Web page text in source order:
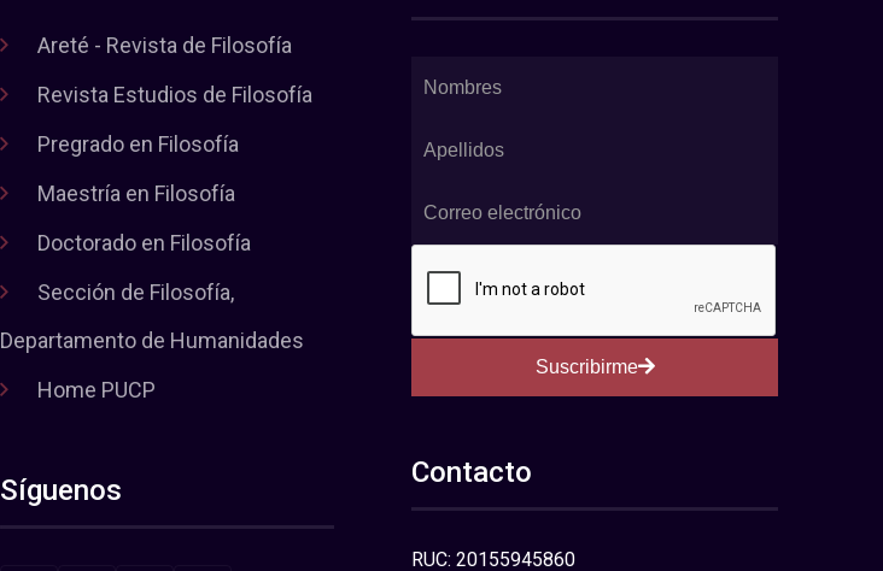
Areté - Revista de Filosofía
Revista Estudios de Filosofía
Pregrado en Filosofía
Maestría en Filosofía
Doctorado en Filosofía
Sección de Filosofía,
Departamento de Humanidades
Home PUCP
Síguenos
Suscribirme
Contacto
RUC: 20155945860